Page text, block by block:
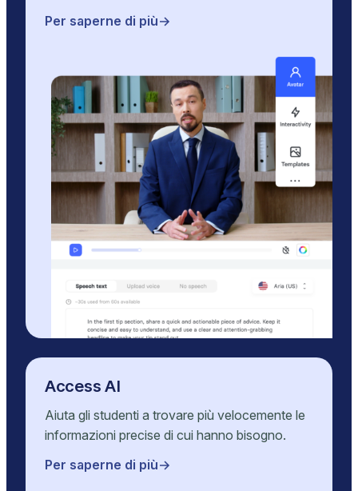
Per saperne di più
Access AI
Aiuta gli studenti a trovare più velocemente le
informazioni precise di cui hanno bisogno.
Per saperne di più